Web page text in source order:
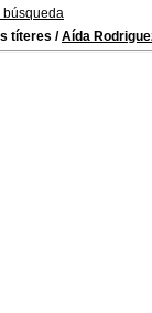
búsqueda
títeres /Aída